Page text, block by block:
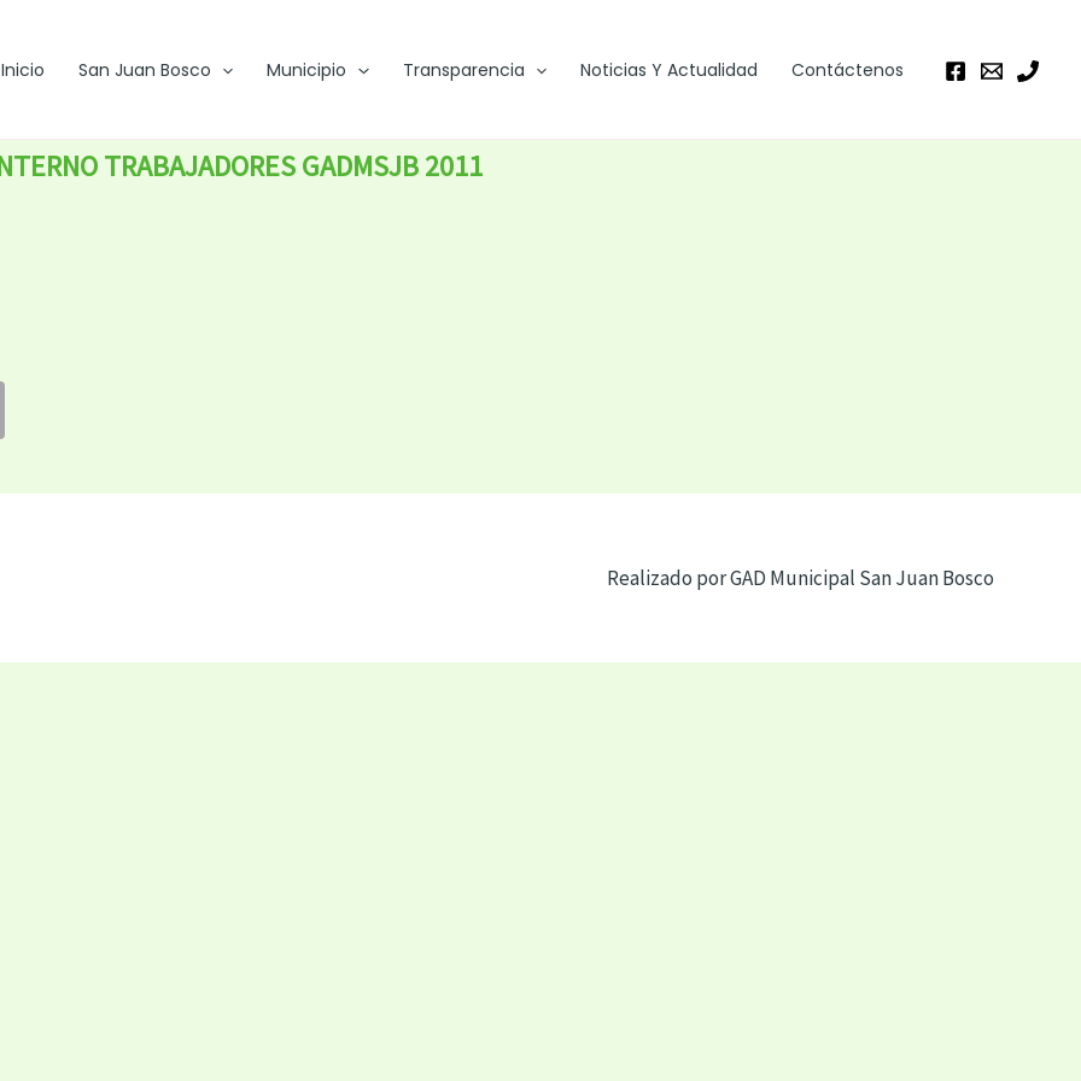
Inicio San Juan Bosco Municipio Transparencia Noticias Y Actualidad Contáctenos
TRABAJADORES GADMSJB 2011
Realizado por GAD Municipal San Juan Bosco